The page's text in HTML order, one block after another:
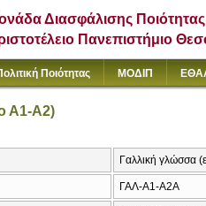
Διασφάλισης Ποιότητας
Πανεπιστήμιο
Ποιότητας ΜΟΔΙΠ
Α1-Α2)
Γαλλική γλώσσα
ΓΑΛ-A1-A2Α